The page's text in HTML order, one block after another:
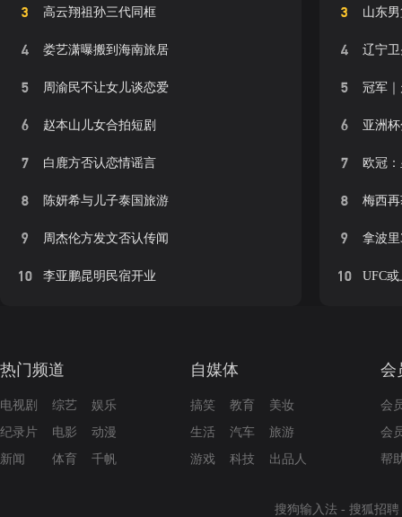
3 高云翔祖孙三代同框
4 娄艺潇曝搬到海南旅居
5 周渝民不让女儿谈恋爱
6 赵本山儿女合拍短剧
7 白鹿方否认恋情谣言
8 陈妍希与儿子泰国旅游
9 周杰伦方发文否认传闻
10 李亚鹏昆明民宿开业
3 山东
4 辽宁
5 冠军
6 亚洲
7 欧冠
8 梅西
9 拿波
10 UFC
热门频道
电视剧 综艺
娱乐
纪录片
电影
动漫
新闻
体育 千帆
自媒体
搞笑 教育
美妆
生活
汽车
旅游
游戏
科技 出品人
会
会
会
帮
搜狗输入法 - 搜狐招聘